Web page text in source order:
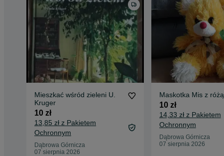
Mieszkać wśród zieleni U.
Kruger
10 zł
13,85 zł z Pakietem
Ochronnym
Dąbrowa Górnicza
07 sierpnia 2026
Maskotka Mis z różą
10 zł
14,33 zł z Pakietem
Ochronnym
Dąbrowa Górnicza
07 sierpnia 2026